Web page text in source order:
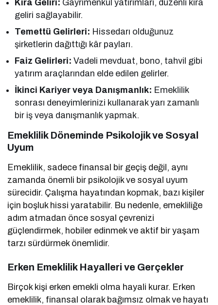
Kira Geliri: Gayrimenkul yatırımları, düzenli kira
geliri sağlayabilir.
Temettü Gelirleri: Hissedarı olduğunuz
şirketlerin dağıttığı kâr payları.
Faiz Gelirleri: Vadeli mevduat, bono, tahvil gibi
yatırım araçlarından elde edilen gelirler.
İkinci Kariyer veya Danışmanlık: Emeklilik
sonrası deneyimlerinizi kullanarak yarı zamanlı
bir iş veya danışmanlık yapmak.
Emeklilik Döneminde Psikolojik ve Sosyal
Uyum
Emeklilik, sadece finansal bir geçiş değil, aynı
zamanda önemli bir psikolojik ve sosyal uyum
sürecidir. Çalışma hayatından kopmak, bazı kişiler
için boşluk hissi yaratabilir. Bu nedenle, emekliliğe
adım atmadan önce sosyal çevrenizi
güçlendirmek, hobiler edinmek ve aktif bir yaşam
tarzı sürdürmek önemlidir.
Erken Emeklilik Hayalleri ve Gerçekler
Birçok kişi erken emekli olma hayali kurar. Erken
emeklilik, finansal olarak bağımsız olmak ve hayatı